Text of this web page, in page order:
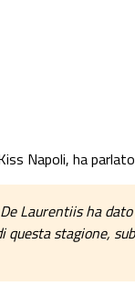
Napoli, ha
Laurentiis ha
stagione,